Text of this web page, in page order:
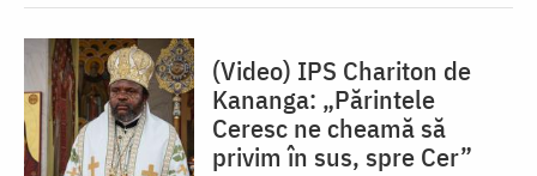
(Video) IPS Chariton de
Kananga: „Părintele
Ceresc ne cheamă să
privim în sus, spre Cer”